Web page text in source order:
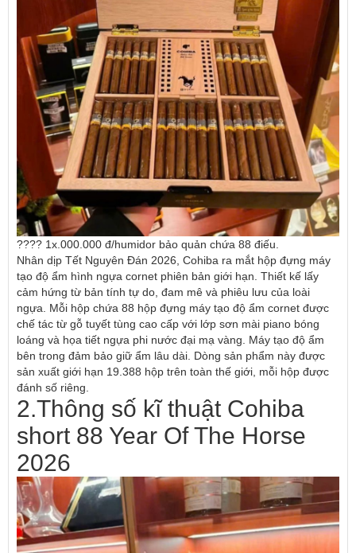
???? 1x.000.000 đ/humidor bảo quản chứa 88 điếu.
Nhân dịp Tết Nguyên Đán 2026, Cohiba ra mắt hộp đựng máy
tạo độ ẩm hình ngựa cornet phiên bản giới hạn. Thiết kế lấy
cảm hứng từ bản tính tự do, đam mê và phiêu lưu của loài
ngựa. Mỗi hộp chứa 88 hộp đựng máy tạo độ ẩm cornet được
chế tác từ gỗ tuyết tùng cao cấp với lớp sơn mài piano bóng
loáng và họa tiết ngựa phi nước đại mạ vàng. Máy tạo độ ẩm
bên trong đảm bảo giữ ẩm lâu dài. Dòng sản phẩm này được
sản xuất giới hạn 19.388 hộp trên toàn thế giới, mỗi hộp được
đánh số riêng.
2.Thông số kĩ thuật Cohiba
short 88 Year Of The Horse
2026